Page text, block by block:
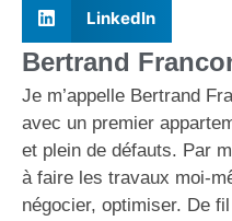
LinkedIn
Bertrand
Je m’appelle Bertrand
avec un premier
et plein de défauts. Par
à faire les travaux moi-
négocier, optimiser. De